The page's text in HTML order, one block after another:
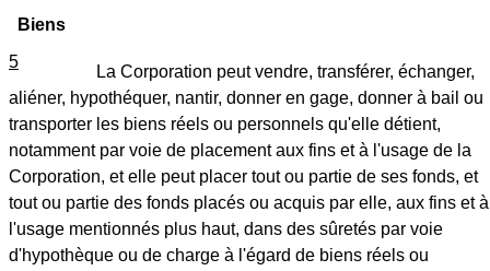
Biens
5
La Corporation peut vendre, transférer, échanger,
aliéner, hypothéquer, nantir, donner en gage, donner à bail ou
transporter les biens réels ou personnels qu'elle détient,
notamment par voie de placement aux fins et à l'usage de la
Corporation, et elle peut placer tout ou partie de ses fonds, et
tout ou partie des fonds placés ou acquis par elle, aux fins et à
l'usage mentionnés plus haut, dans des sûretés par voie
d'hypothèque ou de charge à l'égard de biens réels ou